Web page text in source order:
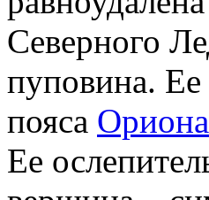
Северного
пуповина. Ее
пояса Ориона
Ее